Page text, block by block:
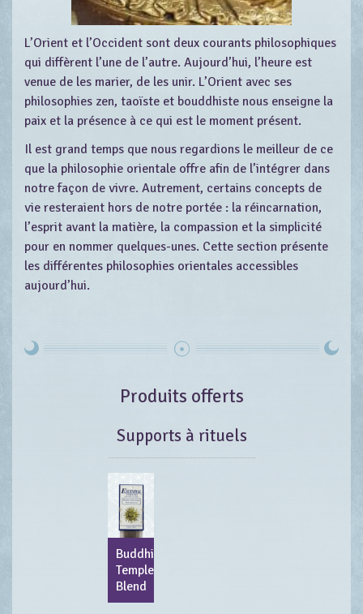
L’Orient et l’Occident sont deux courants philosophiques
qui diffèrent l’une de l’autre. Aujourd’hui, l’heure est
venue de les marier, de les unir. L’Orient avec ses
philosophies zen, taoïste et bouddhiste nous enseigne la
paix et la présence à ce qui est le moment présent.
Il est grand temps que nous regardions le meilleur de ce
que la philosophie orientale offre afin de l’intégrer dans
notre façon de vivre. Autrement, certains concepts de
vie resteraient hors de notre portée : la réincarnation,
l’esprit avant la matière, la compassion et la simplicité
pour en nommer quelques-unes. Cette section présente
les différentes philosophies orientales accessibles
aujourd’hui.
Produits offerts
Supports à rituels
Buddhist
Temple
Blend